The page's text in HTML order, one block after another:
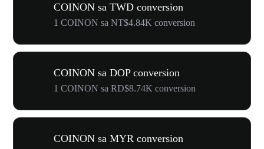
COINON sa TWD conversion
1 COINON sa NT$4.84K conversion
COINON sa DOP conversion
1 COINON sa RD$8.74K conversion
COINON sa MYR conversion